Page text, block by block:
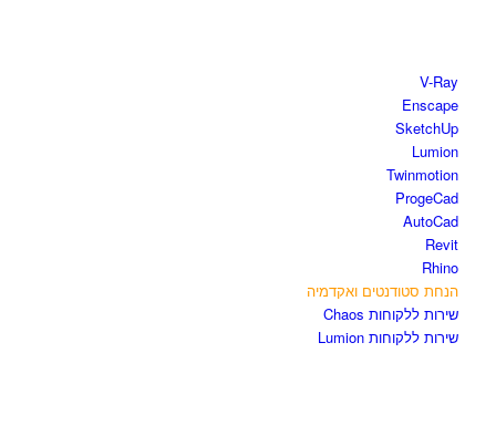
V-Ray
Enscape
SketchUp
Lumion
Twinmotion
ProgeCad
AutoCad
Revit
Rhino
הנחת סטודנטים ואקדמיה
שירות ללקוחות Chaos
שירות ללקוחות Lumion